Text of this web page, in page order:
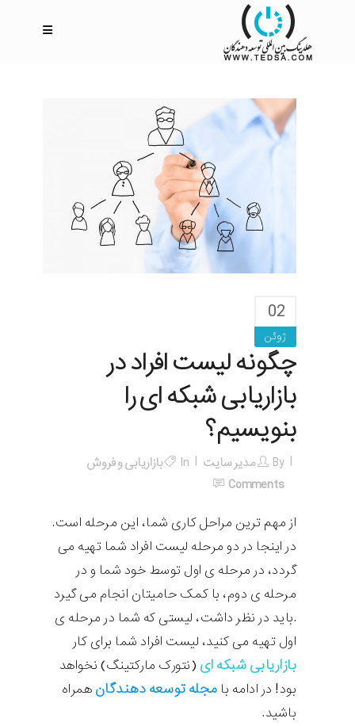
02
ژوئن
چگونه لیست افراد در
بازاریابی شبکه ای را
بنویسیم؟
By مدیر سایت In
بازاریابی و فروش
Comments
از مهم ترين مراحل كاری شما، این مرحله است.
در اينجا در دو مرحله لیست افراد شما تهيه می
گردد، در مرحله ی اول توسط خود شما و در
مرحله ی دوم، با کمک حاميتان انجام می گیرد
.باید در نظر داشت، لیستی كه شما در مرحله ی
اول تهيه می کنید، لیست افراد شما برای كار
بازاريابی شبكه ای (نتورک مارکتینگ) نخواهد
بود! در ادامه با مجله توسعه دهندگان همراه
باشید.